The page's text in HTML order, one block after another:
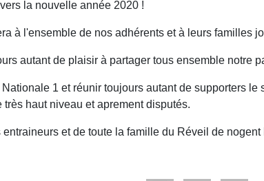
la nouvelle année 2020 !
à l'ensemble de nos adhérents et à leurs familles
autant de plaisir à partager tous ensemble notre
1 et réunir toujours autant de supporters le
haut niveau et aprement disputés.
et de toute la famille du Réveil de